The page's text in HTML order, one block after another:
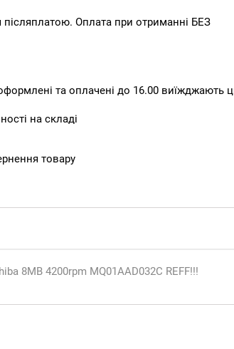
післяплатою. Оплата при отриманні БЕЗ
та оплачені до 16.00 виїжджають
на складі
товару
8MB 4200rpm MQ01AAD032C REFF!!!